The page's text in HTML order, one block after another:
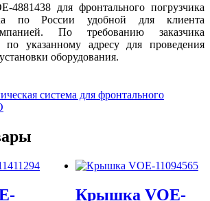
4881438 для фронтального погрузчика
по России удобной для клиента
По требованию заказчика
по указанному адресу для проведения
оборудования.
система для фронтального
Крышка VOE-